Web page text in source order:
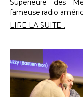
Supérieure des
fameuse radio
LIRE LA SUITE...